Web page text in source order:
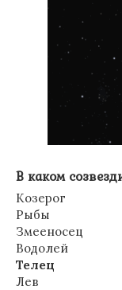
В каком
Козерог
Рыбы
Змееносец
Водолей
Телец
Лев